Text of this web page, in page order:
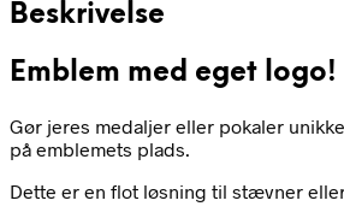
Beskrivelse
Emblem med eget logo!
Gør jeres medaljer eller pokaler
på emblemets plads.
Dette er en flot løsning til stævner